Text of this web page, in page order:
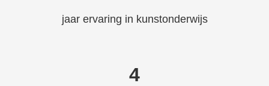
jaar ervaring in kunstonderwijs
4